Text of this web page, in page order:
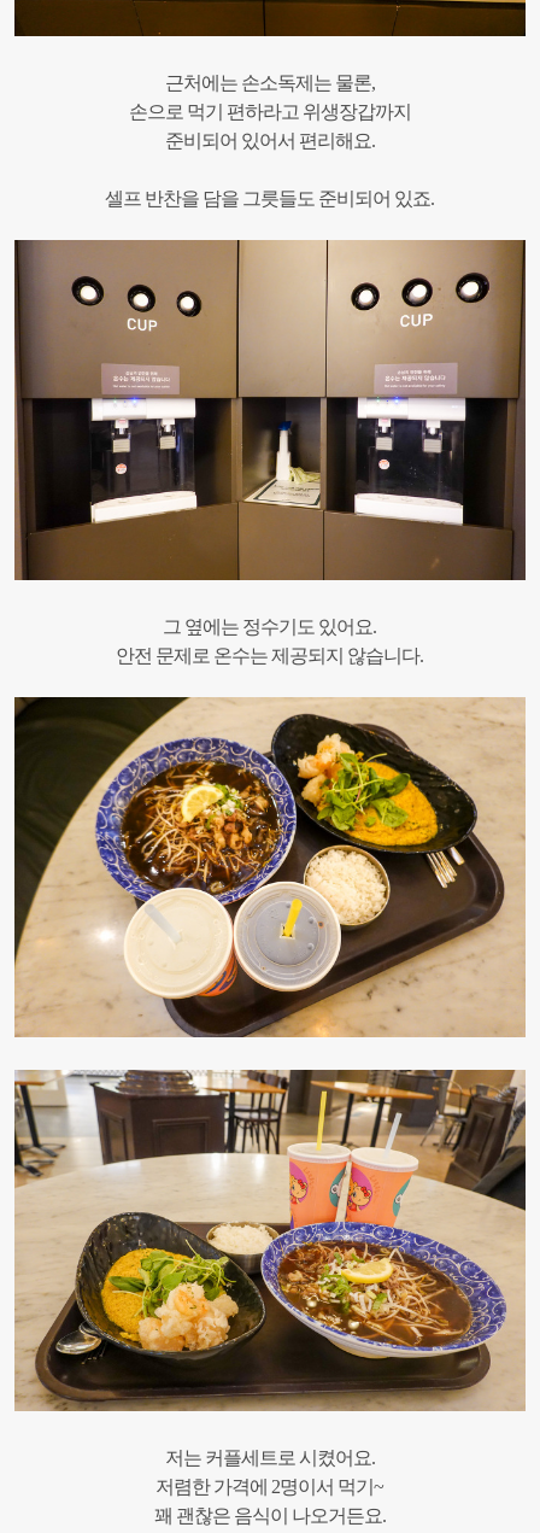
근처에는 손소독제는 물론,
손으로 먹기 편하라고 위생장갑까지
준비되어 있어서 편리해요.
셀프 반찬을 담을 그릇들도 준비되어 있죠.
그 옆에는 정수기도 있어요.
안전 문제로 온수는 제공되지 않습니다.
저는 커플세트로 시켰어요.
저렴한 가격에 2명이서 먹기~
꽤 괜찮은 음식이 나오거든요.